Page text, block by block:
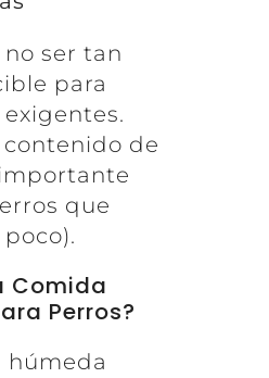
no ser tan
para
contenido de
que
Comida
Perros?
húmeda